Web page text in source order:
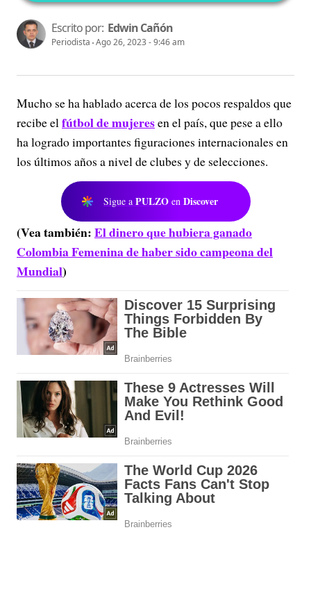
Escrito por: Edwin Cañón
Periodista Ago 26, 2023 - 9:46 am
Mucho se ha hablado acerca de los pocos respaldos que
recibe elfútbol de mujeresen el país, que pese a ello
ha logrado importantes figuraciones internacionales en
los últimos años a nivel de clubes y de selecciones.
Sigue a PULZO en Discover
(Vea también:El dinero que hubiera ganado
Colombia Femenina de haber sido campeona del
Mundial)